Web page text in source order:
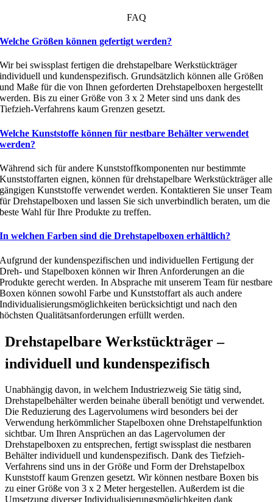
FAQ
Welche Größen können gefertigt werden?
Wir bei swissplast fertigen die drehstapelbare Werkstückträger
individuell und kundenspezifisch. Grundsätzlich können alle Größen
und Maße für die von Ihnen geforderten Drehstapelboxen hergestellt
werden. Bis zu einer Größe von 3 x 2 Meter sind uns dank des
Tiefzieh-Verfahrens kaum Grenzen gesetzt.
Welche Kunststoffe können für nestbare Behälter verwendet
werden?
Während sich für andere Kunststoffkomponenten nur bestimmte
Kunststoffarten eignen, können für drehstapelbare Werkstückträger alle
gängigen Kunststoffe verwendet werden. Kontaktieren Sie unser Team
für Drehstapelboxen und lassen Sie sich unverbindlich beraten, um die
beste Wahl für Ihre Produkte zu treffen.
In welchen Farben sind die Drehstapelboxen erhältlich?
Aufgrund der kundenspezifischen und individuellen Fertigung der
Dreh- und Stapelboxen können wir Ihren Anforderungen an die
Produkte gerecht werden. In Absprache mit unserem Team für nestbare
Boxen können sowohl Farbe und Kunststoffart als auch andere
Individualisierungsmöglichkeiten berücksichtigt und nach den
höchsten Qualitätsanforderungen erfüllt werden.
Drehstapelbare Werkstückträger –
individuell und kundenspezifisch
Unabhängig davon, in welchem Industriezweig Sie tätig sind,
Drehstapelbehälter werden beinahe überall benötigt und verwendet.
Die Reduzierung des Lagervolumens wird besonders bei der
Verwendung herkömmlicher Stapelboxen ohne Drehstapelfunktion
sichtbar. Um Ihren Ansprüchen an das Lagervolumen der
Drehstapelboxen zu entsprechen, fertigt swissplast die nestbaren
Behälter individuell und kundenspezifisch. Dank des Tiefzieh-
Verfahrens sind uns in der Größe und Form der Drehstapelbox
Kunststoff kaum Grenzen gesetzt. Wir können nestbare Boxen bis
zu einer Größe von 3 x 2 Meter hergestellen. Außerdem ist die
Umsetzung diverser Individualisierungsmöglichkeiten dank